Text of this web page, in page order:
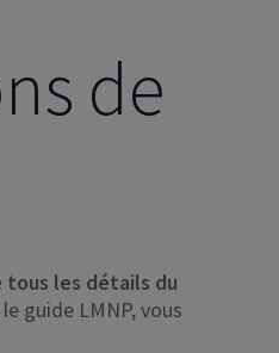
de
les détails du
guide LMNP, vous